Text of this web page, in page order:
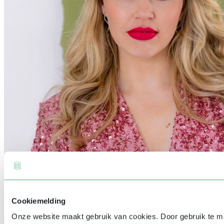
Cookiemelding
Onze website maakt gebruik van cookies. Door gebruik te